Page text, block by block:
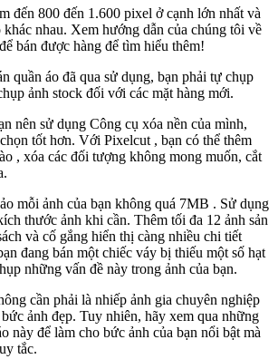
đến 800 đến 1.600 pixel ở cạnh lớn nhất và
nhau. Xem hướng dẫn của chúng tôi về
bán được hàng để tìm hiểu thêm!
quần áo đã qua sử dụng, bạn phải tự chụp
ảnh stock đối với các mặt hàng mới.
nên sử dụng Công cụ xóa nền của mình,
tốt hơn. Với Pixelcut , bạn có thể thêm
, xóa các đối tượng không mong muốn, cắt
mỗi ảnh của bạn không quá 7MB . Sử dụng
thước ảnh khi cần. Thêm tối đa 12 ảnh sản
và cố gắng hiển thị càng nhiều chi tiết
đang bán một chiếc váy bị thiếu một số hạt
những vấn đề này trong ảnh của bạn.
cần phải là nhiếp ảnh gia chuyên nghiệp
ảnh đẹp. Tuy nhiên, hãy xem qua những
này để làm cho bức ảnh của bạn nổi bật mà
tắc.